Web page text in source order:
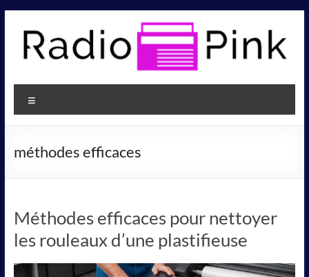
contenu
Radio
Pink
méthodes efficaces
Méthodes efficaces pour nettoyer
les rouleaux d’une plastifieuse